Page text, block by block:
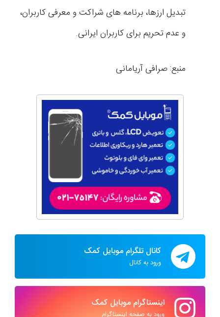
تبدیل ارزها، برنامه های شراکت و معرفی کاربران،
و عدم تحریم برای کاربران ایرانی.
منبع: صرافی آریامانی
کانال تلگرام موبایل کمک
ورود به کانال
اینستاگرام موبایل کمک
ورود به صفحه اینستاگرام